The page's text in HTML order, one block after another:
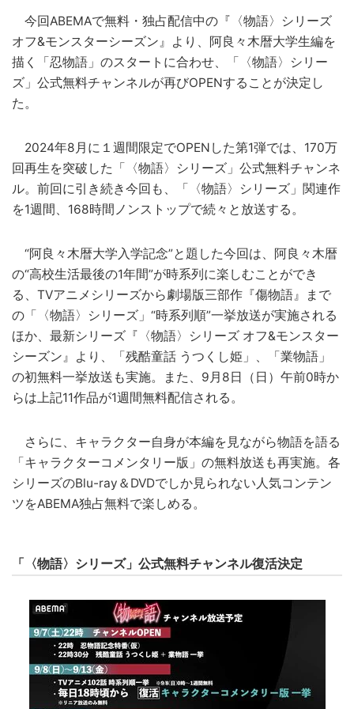
今回ABEMAで無料・独占配信中の『〈物語〉シリーズ
オフ&モンスターシーズン』より、阿良々木暦大学生編を
描く「忍物語」のスタートに合わせ、「〈物語〉シリー
ズ」公式無料チャンネルが再びOPENすることが決定し
た。
2024年8月に１週間限定でOPENした第1弾では、170万
回再生を突破した「〈物語〉シリーズ」公式無料チャンネ
ル。前回に引き続き今回も、「〈物語〉シリーズ」関連作
を1週間、168時間ノンストップで続々と放送する。
“阿良々木暦大学入学記念”と題した今回は、阿良々木暦
の“高校生活最後の1年間”が時系列に楽しむことができ
る、TVアニメシリーズから劇場版三部作『傷物語』まで
の「〈物語〉シリーズ」“時系列順”一挙放送が実施される
ほか、最新シリーズ『〈物語〉シリーズ オフ&モンスター
シーズン』より、「残酷童話 うつくし姫」、「業物語」
の初無料一挙放送も実施。また、9月8日（日）午前0時か
らは上記11作品が1週間無料配信される。
さらに、キャラクター自身が本編を見ながら物語を語る
「キャラクターコメンタリー版」の無料放送も再実施。各
シリーズのBlu-ray＆DVDでしか見られない人気コンテン
ツをABEMA独占無料で楽しめる。
「〈物語〉シリーズ」公式無料チャンネル復活決定